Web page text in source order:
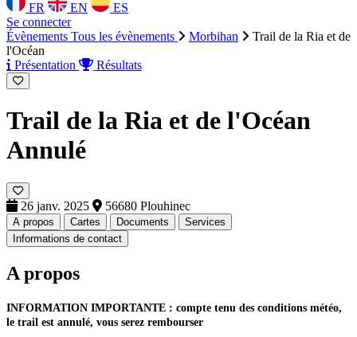
FR EN
ES
Se connecter
Évènements Tous les évènements Morbihan
Trail de la Ria et de
l'Océan
Présentation
Résultats
Trail de la Ria et de l'Océan
Annulé
26 janv. 2025 56680 Plouhinec
A propos Cartes Documents
Services
Informations de contact
A propos
INFORMATION IMPORTANTE : compte tenu des conditions météo,
le trail est annulé, vous serez rembourser